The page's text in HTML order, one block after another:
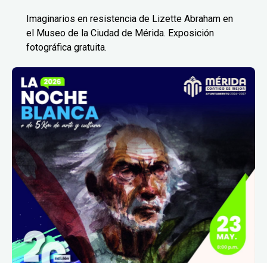
Imaginarios en resistencia de Lizette Abraham en
el Museo de la Ciudad de Mérida. Exposición
fotográfica gratuita.